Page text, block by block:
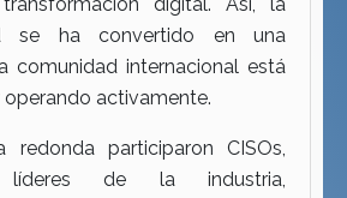
se ha convertido en una
comunidad internacional está
activamente.
redonda participaron CISOs,
líderes de la industria,